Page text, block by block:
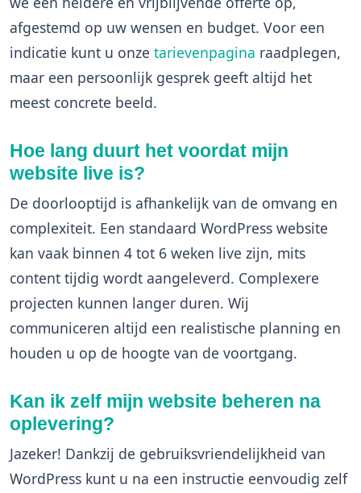
afgestemd op uw wensen en budget. Voor een
indicatie kunt u onze tarievenpagina raadplegen,
maar een persoonlijk gesprek geeft altijd het
meest concrete beeld.
Hoe lang duurt het voordat mijn
website live is?
De doorlooptijd is afhankelijk van de omvang en
complexiteit. Een standaard WordPress website
kan vaak binnen 4 tot 6 weken live zijn, mits
content tijdig wordt aangeleverd. Complexere
projecten kunnen langer duren. Wij
communiceren altijd een realistische planning en
houden u op de hoogte van de voortgang.
Kan ik zelf mijn website beheren na
oplevering?
Jazeker! Dankzij de gebruiksvriendelijkheid van
WordPress kunt u na een instructie eenvoudig zelf